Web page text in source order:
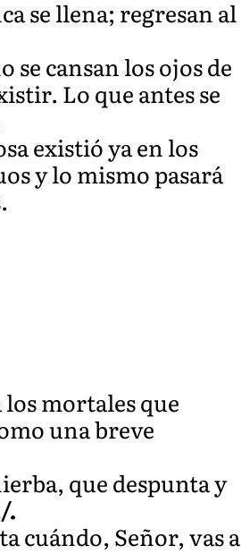
se llena; regresan al
cansan los ojos de
Lo que antes se
existió ya en los
y lo mismo pasará
mortales que
una breve
que despunta y
.
cuándo, Señor, vas a